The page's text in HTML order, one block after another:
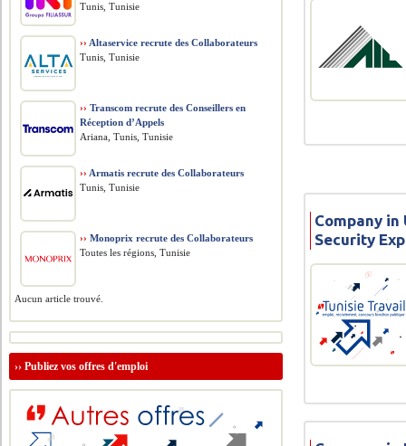
Company in
Security
Tunis, Tunisie
›› Altaservice recrute des Collaborateurs
Tunis, Tunisie
›› Transcom recrute des Conseillers en
Réception d’Appels
Ariana, Tunis, Tunisie
›› Armatis recrute des Collaborateurs
Tunis, Tunisie
›› Monoprix recrute des Collaborateurs
Toutes les régions, Tunisie
Aucun article trouvé.
››Publiez vos offres d'emploi